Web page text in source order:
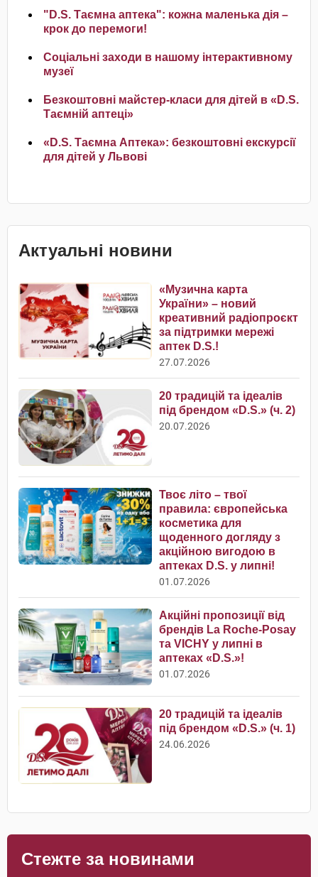
"D.S. Таємна аптека": кожна маленька дія –
крок до перемоги!
Соціальні заходи в нашому інтерактивному
музеї
Безкоштовні майстер-класи для дітей в «D.S.
Таємній аптеці»
«D.S. Таємна Аптека»: безкоштовні екскурсії
для дітей у Львові
Актуальні новини
«Музична карта
України» – новий
креативний радіопроєкт
за підтримки мережі
аптек D.S.!
27.07.2026
20 традицій та ідеалів
під брендом «D.S.» (ч. 2)
20.07.2026
Твоє літо – твої
правила: європейська
косметика для
щоденного догляду з
акційною вигодою в
аптеках D.S. у липні!
01.07.2026
Акційні пропозиції від
брендів La Roche-Posay
та VICHY у липні в
аптеках «D.S.»!
01.07.2026
20 традицій та ідеалів
під брендом «D.S.» (ч. 1)
24.06.2026
Стежте за новинами